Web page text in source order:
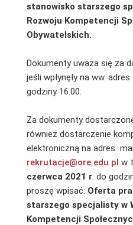
stanowisko starszego
Rozwoju Kompetencji
Obywatelskich.
Dokumenty uważa się za
jeśli wpłynęły na ww. adres
godziny 16.00.
Za dokumenty
również dostarczenie
elektroniczną na adres
rekrutacje@ore.edu.pl w
czerwca 2021 r. do
proszę wpisać: Oferta
starszego specjalisty w
Kompetencji